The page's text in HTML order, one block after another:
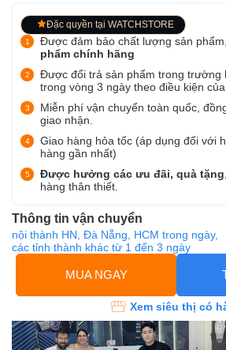
Đặc quyền tại WATCHSTORE
Được đảm bảo chất lượng sản phẩm,
phẩm chính hãng
Được đổi trả sản phẩm trong trường
trong vòng 3 ngày theo điều kiện của
Miễn phí vận chuyển toàn quốc,
giao nhận.
Giao hàng hỏa tốc (áp dụng đối với
hàng gần nhất)
Được hưởng các ưu đãi, quà tặng
hàng thân thiết.
Thông tin vận chuyển
nội thành HN, Đà Nẵng, HCM trong ngày,
các tỉnh thành khác từ 1 đến 3 ngày
MUA NGAY
Xem siêu thị có